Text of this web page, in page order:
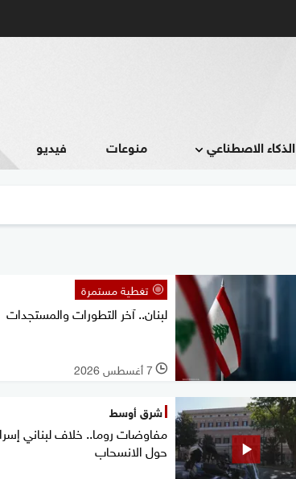
الذكاء الاصطناعي منوعات فيديو
تغطية مستمرة
لبنان.. آخر التطورات والمستجدات
l 7 أغسطس 2026
شرق أوسط
مفاوضات روما.. خلاف لبناني
حول الانسحاب